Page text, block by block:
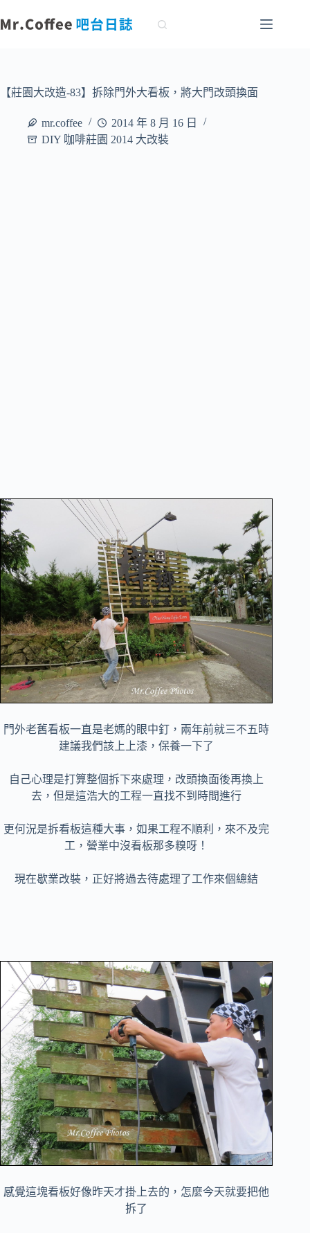
至
容【莊園大改造-83】拆除門外大看板，將大門改頭換面
mr.coffee
2014 年 8 月 16 日
DIY 咖啡莊園 2014 大改裝
門外老舊看板一直是老媽的眼中釘，兩年前就三不五時
建議我們該上上漆，保養一下了
自己心理是打算整個拆下來處理，改頭換面後再換上
去，但是這浩大的工程一直找不到時間進行
更何況是拆看板這種大事，如果工程不順利，來不及完
工，營業中沒看板那多糗呀！
現在歇業改裝，正好將過去待處理了工作來個總結
感覺這塊看板好像昨天才掛上去的，怎麼今天就要把他
拆了